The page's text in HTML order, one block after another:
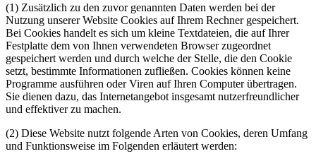
(1) Zusätzlich zu den zuvor genannten Daten werden bei der
Nutzung unserer Website Cookies auf Ihrem Rechner gespeichert.
Bei Cookies handelt es sich um kleine Textdateien, die auf Ihrer
Festplatte dem von Ihnen verwendeten Browser zugeordnet
gespeichert werden und durch welche der Stelle, die den Cookie
setzt, bestimmte Informationen zufließen. Cookies können keine
Programme ausführen oder Viren auf Ihren Computer übertragen.
Sie dienen dazu, das Internetangebot insgesamt nutzerfreundlicher
und effektiver zu machen.
(2) Diese Website nutzt folgende Arten von Cookies, deren Umfang
und Funktionsweise im Folgenden erläutert werden: